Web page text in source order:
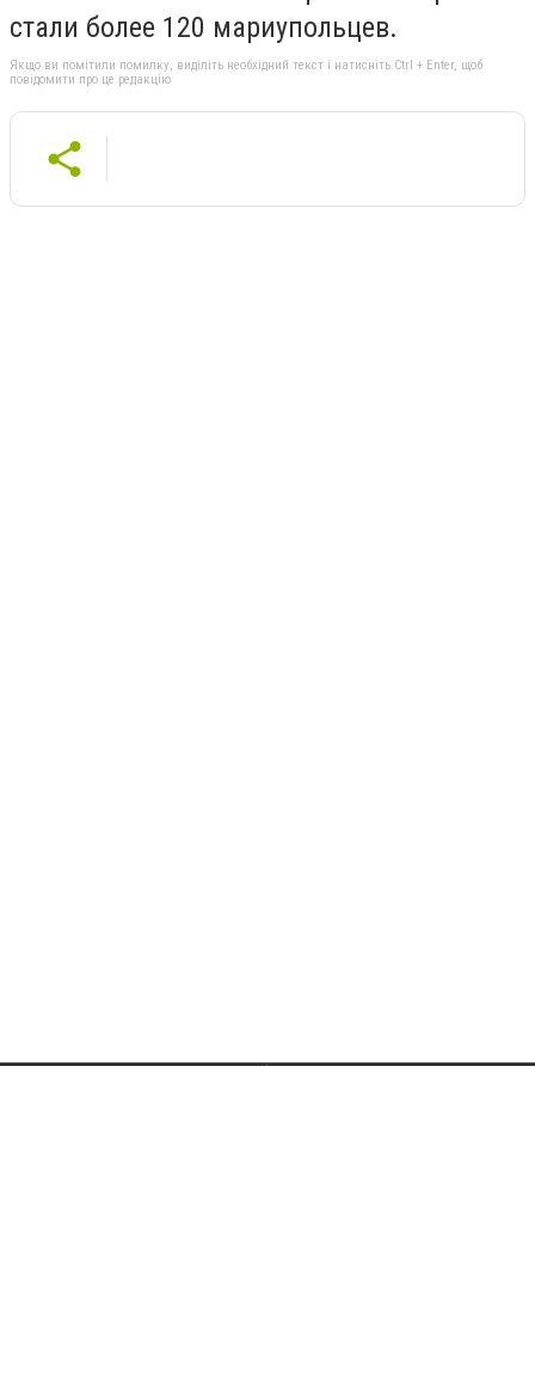
стали более 120 мариупольцев.
Якщо ви помітили помилку, виділіть необхідний текст і натисніть Ctrl + Enter, щоб
повідомити про це редакцію